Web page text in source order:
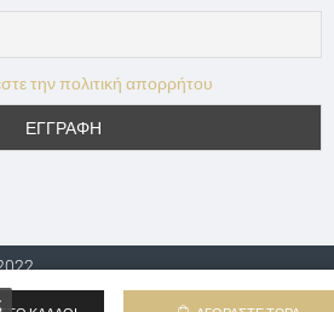
την πολιτική απορρήτου